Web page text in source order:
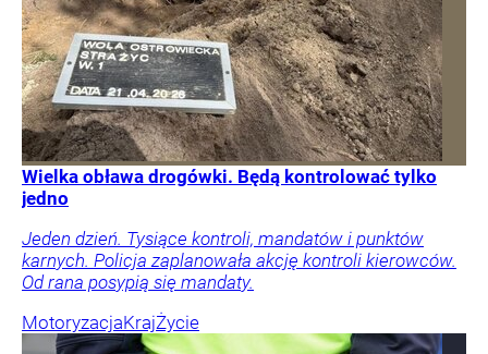
Wielka obława drogówki. Będą kontrolować tylko
jedno
Jeden dzień. Tysiące kontroli, mandatów i punktów
karnych. Policja zaplanowała akcję kontroli kierowców.
Od rana posypią się mandaty.
MotoryzacjaKrajŻycie